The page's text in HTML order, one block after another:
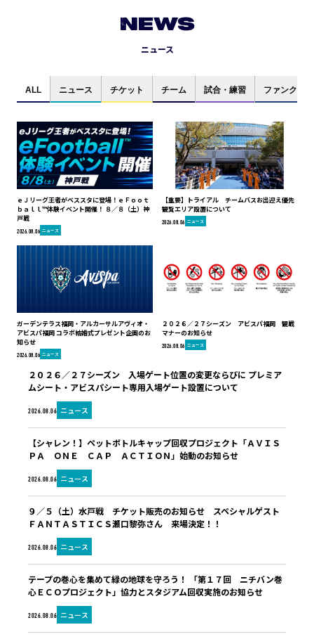
NEWS
ニュース
ALL ニュース チケット チーム 試合・練習 ファンクラブ
ｅＪリーグ王者がベススタに登場！ｅＦｏｏｔ
ｂａｌｌ™体験イベント開催！ ８／８（土）神
戸戦
2026.08.06 ニュース
【重要】トライアル チームバスお出迎え優先
観覧エリア設置について
2026.08.06 ニュース
ガーデンテラス福岡・アルカーサルアヴィオ・
アビスパ福岡 コラボ結婚式プレゼント企画のお
知らせ
2026.08.06 ニュース
２０２６／２７シーズン アビスパ福岡 観戦
マナーのお知らせ
2026.08.06 ニュース
2026.08.06 ニュース
２０２６／２７シーズン 入場ゲート位置の変更ならびに プレミア
ムシート・アビスパシート専用入場ゲート設置について
2026.08.06 ニュース
【シャレン！】ペットボトルキャップ回収プロジェクト「ＡＶＩＳ
ＰＡ ＯＮＥ ＣＡＰ ＡＣＴＩＯＮ」始動のお知らせ
2026.08.06 ニュース
９／５（土）水戸戦 チケット販売のお知らせ スペシャルゲスト
ＦＡＮＴＡＳＴＩＣＳ瀬口黎弥さん 来場決定！！
2026.08.06 ニュース
テープの巻心を集めて緑の地球を守ろう！ 「第１７回 ニチバン巻
心ＥＣＯプロジェクト」協力とスタジアム回収実施のお知らせ